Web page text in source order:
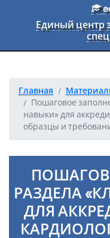
Перейти к основному
Единый центр
Главная
Пошаговое
навыки» для
образцы и
РАЗДЕЛА
ДЛЯ